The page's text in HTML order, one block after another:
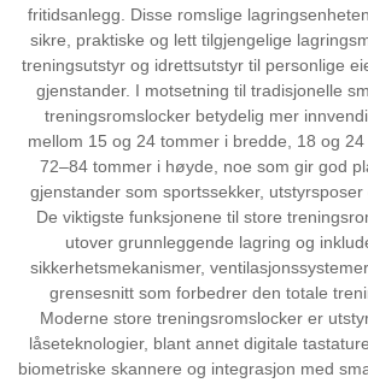
fritidsanlegg. Disse romslige
sikre, praktiske og lett tilgjengelige
treningsutstyr og idrettsutstyr til personlige
gjenstander. I motsetning til tradisjonelle
treningsromslocker betydelig mer
mellom 15 og 24 tommer i bredde, 18 og
72–84 tommer i høyde, noe som gir god
gjenstander som sportssekker,
De viktigste funksjonene til store
utover grunnleggende lagring og
sikkerhetsmekanismer,
grensesnitt som forbedrer den totale
Moderne store treningsromslocker er
låseteknologier, blant annet digitale
biometriske skannere og integrasjon med